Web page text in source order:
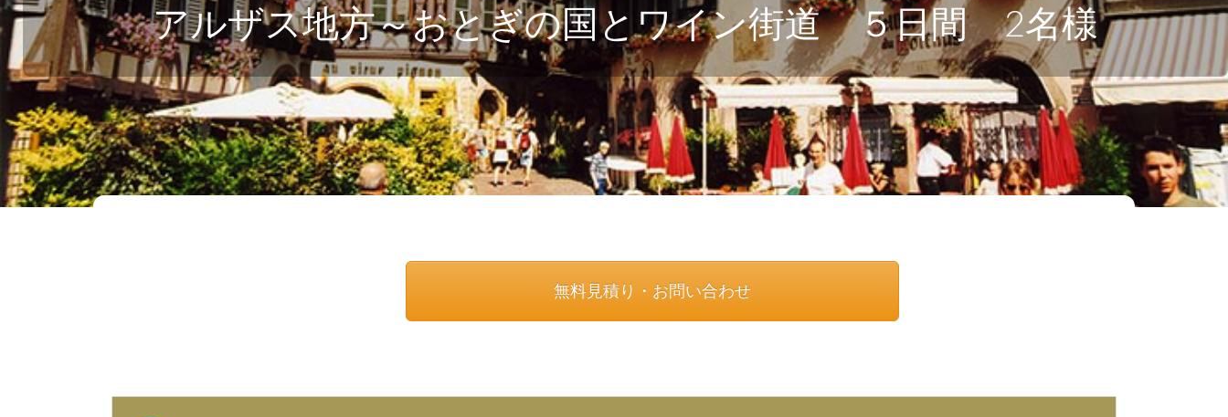
アルザス地方～おとぎの国とワイン街道 ５日間 2名様
無料見積り・お問い合わせ